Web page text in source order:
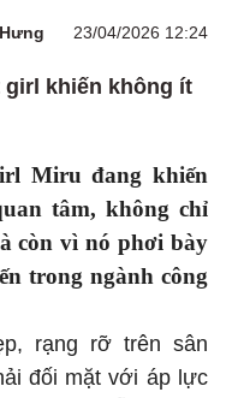
23/04/2026 12:24
girl khiến không ít
Miru đang khiến
tâm, không chỉ
còn vì nó phơi bày
trong ngành công
rạng rỡ trên sân
đối mặt với áp lực